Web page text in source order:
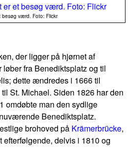
besøg værd. Foto: Flickr
der ligger på hjørnet af
fra Benediktsplatz og til
dette ændredes i 1666 til
St. Michael. Siden 1826 har den
omdøbte man den sydlige
Benediktsplatz.
brohoved på Krämerbrücke,
delvis i 1810 og